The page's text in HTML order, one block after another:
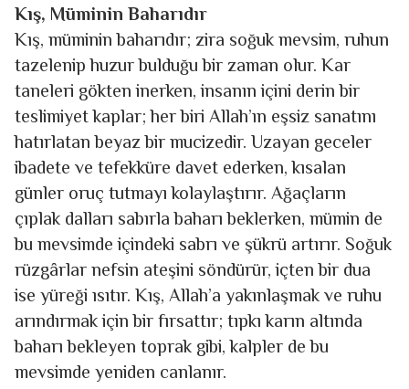
Kış, Müminin Baharıdır
Kış, müminin baharıdır; zira soğuk mevsim, ruhun
tazelenip huzur bulduğu bir zaman olur. Kar
taneleri gökten inerken, insanın içini derin bir
teslimiyet kaplar; her biri Allah’ın eşsiz sanatını
hatırlatan beyaz bir mucizedir. Uzayan geceler
ibadete ve tefekküre davet ederken, kısalan
günler oruç tutmayı kolaylaştırır. Ağaçların
çıplak dalları sabırla baharı beklerken, mümin de
bu mevsimde içindeki sabrı ve şükrü artırır. Soğuk
rüzgârlar nefsin ateşini söndürür, içten bir dua
ise yüreği ısıtır. Kış, Allah’a yakınlaşmak ve ruhu
arındırmak için bir fırsattır; tıpkı karın altında
baharı bekleyen toprak gibi, kalpler de bu
mevsimde yeniden canlanır.